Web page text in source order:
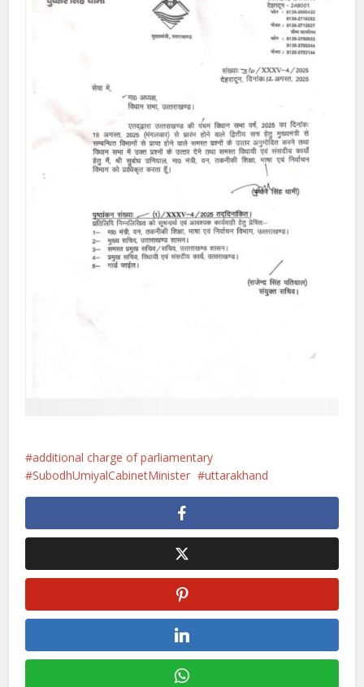
additional charge of parliamentary
SubodhUmiyalCabinetMinister
uttarakhand